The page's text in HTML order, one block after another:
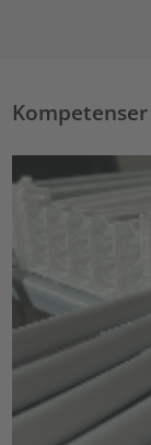
Kompetenser